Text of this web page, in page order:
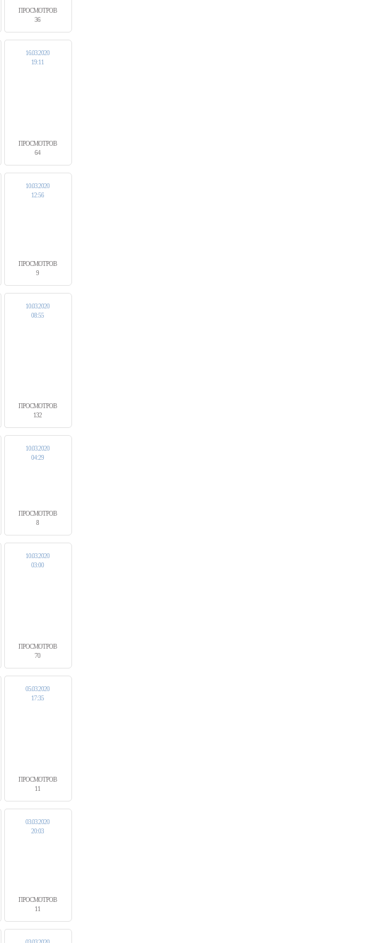
ПРОСМОТРОВ
36
ПРОСМОТРОВ
64
16.03.2020
19:11
ПРОСМОТРОВ
9
10.03.2020
12:56
ПРОСМОТРОВ
132
10.03.2020
08:55
ПРОСМОТРОВ
8
10.03.2020
04:29
ПРОСМОТРОВ
70
10.03.2020
03:00
ПРОСМОТРОВ
11
05.03.2020
17:35
ПРОСМОТРОВ
11
03.03.2020
20:03